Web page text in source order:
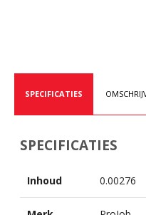
SPECIFICATIES
SPECIFICATIES
Inhoud 0.00276